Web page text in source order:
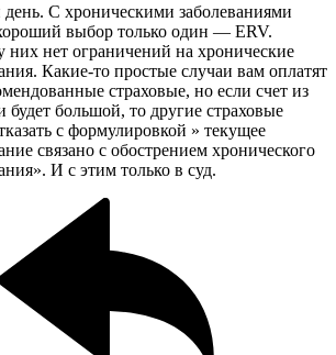
С хроническими заболеваниями
выбор только один — ERV.
них нет ограничений на хронические
Какие-то простые случаи вам оплатят
страховые, но если счет из
будет большой, то другие страховые
с формулировкой » текущее
связано с обострением хронического
И с этим только в суд.